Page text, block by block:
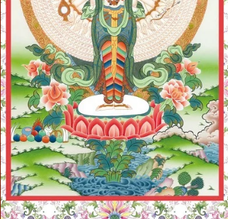
順心的人事、甚至被惡言相刺時，內心若感
委屈、難過與憤怒，需要透過「強迫自己忍
耐」來維持表面的大悲，這便說明我們尚未
開我執，仍處於業力吞噬正念的階段。 真正
的修行，是不需加以強制的自然流露。這意
著在面對冤對時，慈悲心與忍辱力不是刻意
「做」出來的，而是源於對眾生大悲心的徹
內化。這種觀點讓我意識到，生活中的每一
不如意，都是在提醒我們：內心的「我執」
否